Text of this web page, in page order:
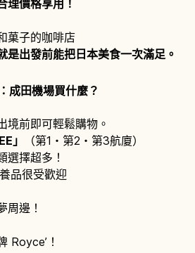
理價格享用！
菓子的咖啡店
是出發前能把日本美食一次滿足。
成田機場買什麼？
境前即可輕鬆購物。
」
（第1・第2・第3航廈）
選擇超多！
品很受歡迎
周邊！
Royce’！